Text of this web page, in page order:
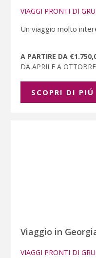
VIAGGI PRONTI DI
Un viaggio molto
A PARTIRE DA
DA APRILE A
SCOPRI DI PIÚ
Viaggio in
VIAGGI PRONTI DI